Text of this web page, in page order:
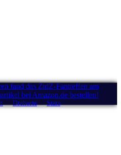
fand das ZidZ-Fantreffen am
bei Amazon.de bestellen!
Drehorte Stars